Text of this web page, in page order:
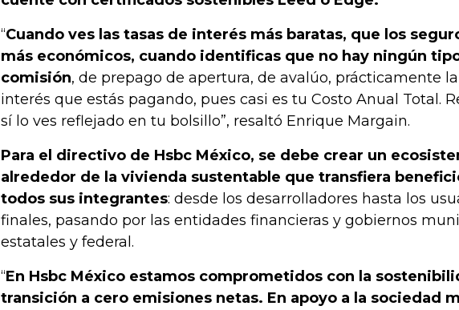
“Cuando ves las tasas de interés más baratas, que los
más económicos, cuando identificas que no hay ningún
comisión, de prepago de apertura, de avalúo, prácticamente
interés que estás pagando, pues casi es tu Costo Anual Total.
sí lo ves reflejado en tu bolsillo”, resaltó Enrique Margain.
Para el directivo de Hsbc México, se debe crear un
alrededor de la vivienda sustentable que transfiera
todos sus integrantes: desde los desarrolladores hasta los
finales, pasando por las entidades financieras y gobiernos
estatales y federal.
“En Hsbc México estamos comprometidos con la
transición a cero emisiones netas. En apoyo a la sociedad